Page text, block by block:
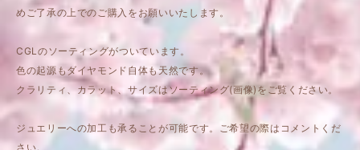
めご了承の上でのご購入をお願いいたします。
CGLのソーティングがついています。
色の起源もダイヤモンド自体も天然です。
クラリティ、カラット、サイズはソーティング(画像)をご覧ください。
ジュエリーへの加工も承ることが可能です。ご希望の際はコメントくだ
さい。